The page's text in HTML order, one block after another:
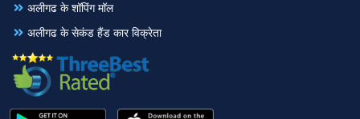
अलीगढ के शॉपिंग मॉल
अलीगढ के सेकंड हैंड कार विक्रेता